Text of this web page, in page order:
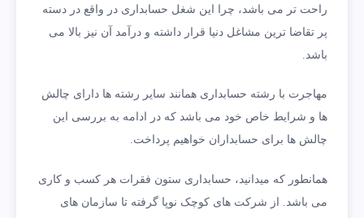
راحت تر می باشد، چرا این شغل حسابداری در واقع در دسته
پر تقاضا ترین مشاغل دنیا قرار داشته و درآمد آن نیز بالا می
باشد.
مهاجرت با رشته حسابداری همانند سایر رشته ها دارای چالش
ها و شرایط خاص خود می باشد که در ادامه به بررسی این
چالش ها برای حسابداران خواهیم پرداخت.
همانطور که میدانید، حسابداری ستون فقرات هر کسب و کاری
می باشد. از شرکت های کوچک نوپا گرفته تا سازمان های